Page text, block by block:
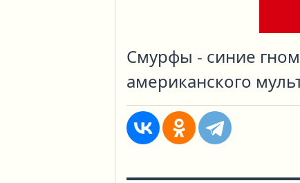
Смурфы - синие
американского